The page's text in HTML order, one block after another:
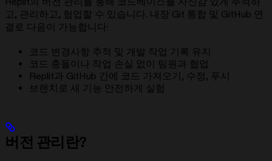
고, 관리하고, 협업할 수 있습니다. 내장 Git 통합 및 GitHub 연
결로 다음이 가능합니다:
코드 변경사항 추적 및 개발 작업 기록 유지
코드 충돌이나 작업 손실 없이 팀원과 협업
Replit과 GitHub 간에 코드 가져오기, 수정, 푸시
브랜치로 새 기능 안전하게 실험
버전 관리란?